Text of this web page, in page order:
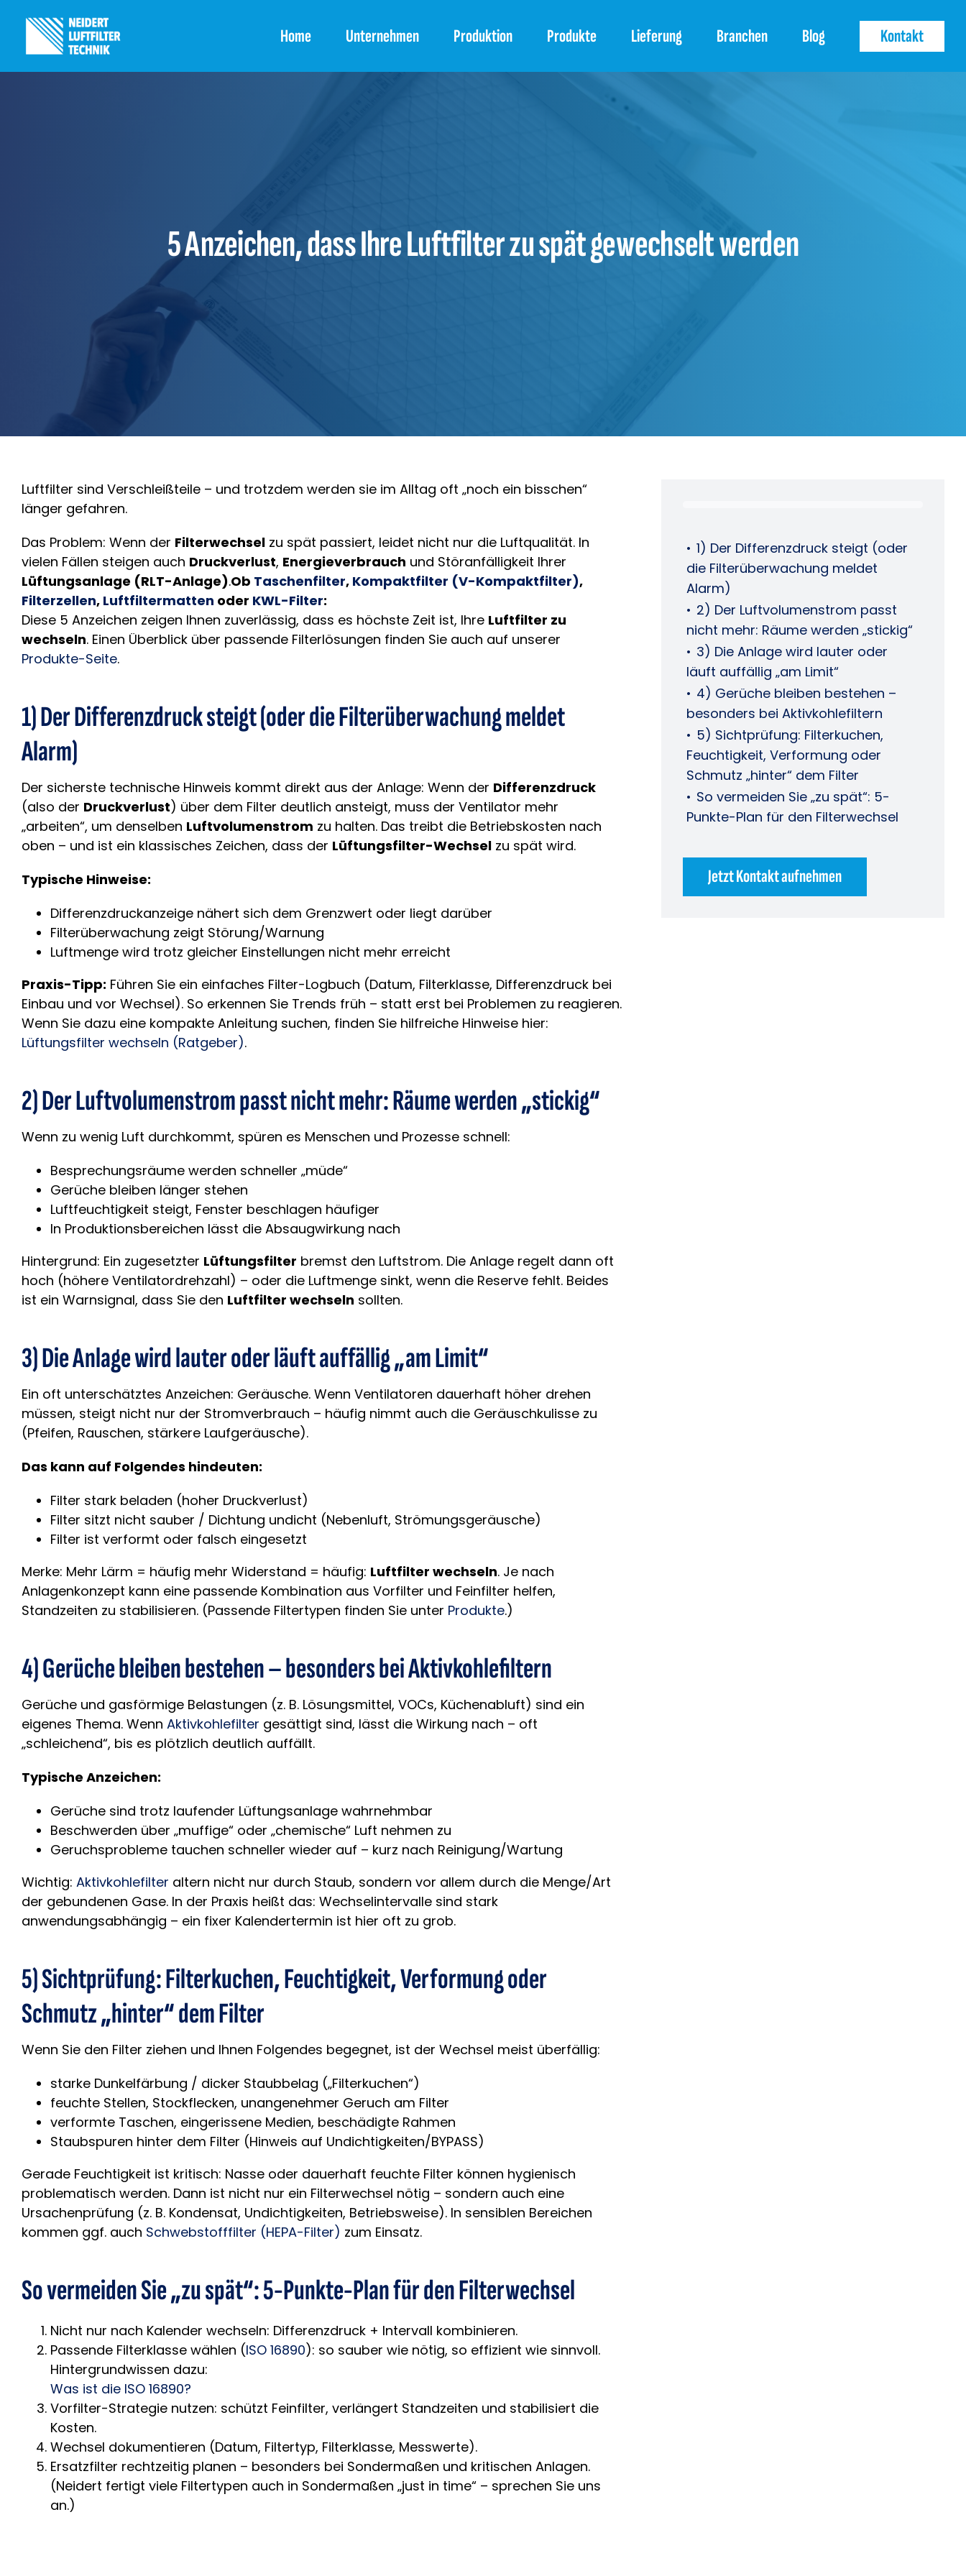
Inhalt
springen
Home Unternehmen Produktion Produkte Lieferung Branchen Blog Kontakt
5 Anzeichen, dass Ihre Luftfilter zu spät gewechselt werden
Luftfilter sind Verschleißteile – und trotzdem werden sie im Alltag oft „noch ein bisschen“
länger gefahren.
Das Problem: Wenn der Filterwechselzu spät passiert, leidet nicht nur die Luftqualität. In
vielen Fällen steigen auch Druckverlust, Energieverbrauch und Störanfälligkeit Ihrer
Lüftungsanlage (RLT-Anlage).Ob Taschenfilter, Kompaktfilter (V-Kompaktfilter),
Filterzellen, Luftfiltermatten oder KWL-Filter:
Diese 5 Anzeichen zeigen Ihnen zuverlässig, dass es höchste Zeit ist, Ihre Luftfilter zu
wechseln. Einen Überblick über passende Filterlösungen finden Sie auch auf unserer
Produkte-Seite.
1) Der Differenzdruck steigt (oder die Filterüberwachung meldet
Alarm)
Der sicherste technische Hinweis kommt direkt aus der Anlage: Wenn der Differenzdruck
(also der Druckverlust) über dem Filter deutlich ansteigt, muss der Ventilator mehr
„arbeiten“, um denselben Luftvolumenstrom zu halten. Das treibt die Betriebskosten nach
oben – und ist ein klassisches Zeichen, dass der Lüftungsfilter-Wechselzu spät wird.
Typische Hinweise:
Differenzdruckanzeige nähert sich dem Grenzwert oder liegt darüber
Filterüberwachung zeigt Störung/Warnung
Luftmenge wird trotz gleicher Einstellungen nicht mehr erreicht
Praxis-Tipp: Führen Sie ein einfaches Filter-Logbuch (Datum, Filterklasse, Differenzdruck bei
Einbau und vor Wechsel). So erkennen Sie Trends früh – statt erst bei Problemen zu reagieren.
Wenn Sie dazu eine kompakte Anleitung suchen, finden Sie hilfreiche Hinweise hier:
Lüftungsfilter wechseln (Ratgeber).
2) Der Luftvolumenstrom passt nicht mehr: Räume werden „stickig“
Wenn zu wenig Luft durchkommt, spüren es Menschen und Prozesse schnell:
Besprechungsräume werden schneller „müde“
Gerüche bleiben länger stehen
Luftfeuchtigkeit steigt, Fenster beschlagen häufiger
In Produktionsbereichen lässt die Absaugwirkung nach
Hintergrund: Ein zugesetzter Lüftungsfilter bremst den Luftstrom. Die Anlage regelt dann oft
hoch (höhere Ventilatordrehzahl) – oder die Luftmenge sinkt, wenn die Reserve fehlt. Beides
ist ein Warnsignal, dass Sie den Luftfilter wechseln sollten.
3) Die Anlage wird lauter oder läuft auffällig „am Limit“
Ein oft unterschätztes Anzeichen: Geräusche. Wenn Ventilatoren dauerhaft höher drehen
müssen, steigt nicht nur der Stromverbrauch – häufig nimmt auch die Geräuschkulisse zu
(Pfeifen, Rauschen, stärkere Laufgeräusche).
Das kann auf Folgendes hindeuten:
Filter stark beladen (hoher Druckverlust)
Filter sitzt nicht sauber / Dichtung undicht (Nebenluft, Strömungsgeräusche)
Filter ist verformt oder falsch eingesetzt
Merke: Mehr Lärm = häufig mehr Widerstand = häufig: Luftfilter wechseln. Je nach
Anlagenkonzept kann eine passende Kombination aus Vorfilter und Feinfilter helfen,
Standzeiten zu stabilisieren. (Passende Filtertypen finden Sie unter Produkte.)
4) Gerüche bleiben bestehen – besonders bei Aktivkohlefiltern
Gerüche und gasförmige Belastungen (z. B. Lösungsmittel, VOCs, Küchenabluft) sind ein
eigenes Thema. Wenn Aktivkohlefilter gesättigt sind, lässt die Wirkung nach – oft
„schleichend“, bis es plötzlich deutlich auffällt.
Typische Anzeichen:
Gerüche sind trotz laufender Lüftungsanlage wahrnehmbar
Beschwerden über „muffige“ oder „chemische“ Luft nehmen zu
Geruchsprobleme tauchen schneller wieder auf – kurz nach Reinigung/Wartung
Wichtig: Aktivkohlefilter altern nicht nur durch Staub, sondern vor allem durch die Menge/Art
der gebundenen Gase. In der Praxis heißt das: Wechselintervalle sind stark
anwendungsabhängig – ein fixer Kalendertermin ist hier oft zu grob.
5) Sichtprüfung: Filterkuchen, Feuchtigkeit, Verformung oder
Schmutz „hinter“ dem Filter
Wenn Sie den Filter ziehen und Ihnen Folgendes begegnet, ist der Wechsel meist überfällig:
starke Dunkelfärbung / dicker Staubbelag („Filterkuchen“)
feuchte Stellen, Stockflecken, unangenehmer Geruch am Filter
verformte Taschen, eingerissene Medien, beschädigte Rahmen
Staubspuren hinter dem Filter (Hinweis auf Undichtigkeiten/BYPASS)
Gerade Feuchtigkeit ist kritisch: Nasse oder dauerhaft feuchte Filter können hygienisch
problematisch werden. Dann ist nicht nur ein Filterwechsel nötig – sondern auch eine
Ursachenprüfung (z. B. Kondensat, Undichtigkeiten, Betriebsweise). In sensiblen Bereichen
kommen ggf. auch Schwebstofffilter (HEPA-Filter) zum Einsatz.
So vermeiden Sie „zu spät“: 5-Punkte-Plan für den Filterwechsel
Nicht nur nach Kalender wechseln: Differenzdruck + Intervall kombinieren.
Passende Filterklasse wählen (ISO 16890): so sauber wie nötig, so effizient wie sinnvoll.
Hintergrundwissen dazu:
Was ist die ISO 16890?
Vorfilter-Strategie nutzen: schützt Feinfilter, verlängert Standzeiten und stabilisiert die
Kosten.
Wechsel dokumentieren (Datum, Filtertyp, Filterklasse, Messwerte).
Ersatzfilter rechtzeitig planen – besonders bei Sondermaßen und kritischen Anlagen.
(Neidert fertigt viele Filtertypen auch in Sondermaßen „just in time“ – sprechen Sie uns
an.)
1) Der Differenzdruck steigt (oder
die Filterüberwachung meldet
Alarm)
2) Der Luftvolumenstrom passt
nicht mehr: Räume werden „stickig“
3) Die Anlage wird lauter oder
läuft auffällig „am Limit“
4) Gerüche bleiben bestehen –
besonders bei Aktivkohlefiltern
5) Sichtprüfung: Filterkuchen,
Feuchtigkeit, Verformung oder
Schmutz „hinter“ dem Filter
So vermeiden Sie „zu spät“: 5-
Punkte-Plan für den Filterwechsel
Jetzt Kontakt aufnehmen